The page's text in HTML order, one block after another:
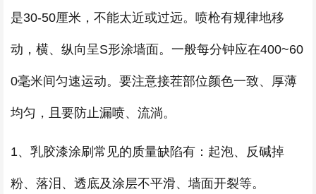
是30-50厘米，不能太近或过远。喷枪有规律地移
动，横、纵向呈S形涂墙面。一般每分钟应在400~60
0毫米间匀速运动。要注意接茬部位颜色一致、厚薄
均匀，且要防止漏喷、流淌。
1、乳胶漆涂刷常见的质量缺陷有：起泡、反碱掉
粉、落泪、透底及涂层不平滑、墙面开裂等。